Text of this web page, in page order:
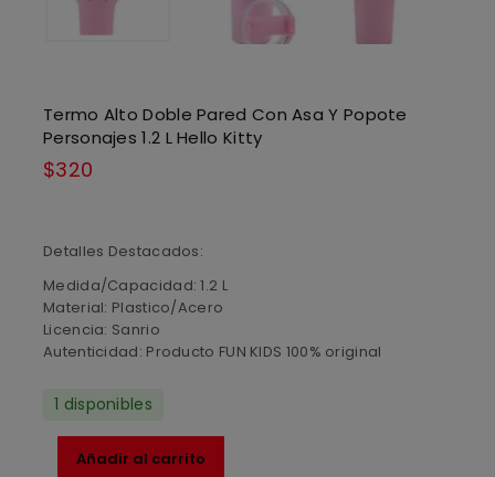
Termo Alto Doble Pared Con Asa Y Popote
Personajes 1.2 L Hello Kitty
$320
Detalles Destacados:
Medida/Capacidad: 1.2 L
Material: Plastico/Acero
Licencia: Sanrio
Autenticidad: Producto FUN KIDS 100% original
1 disponibles
Añadir al carrito